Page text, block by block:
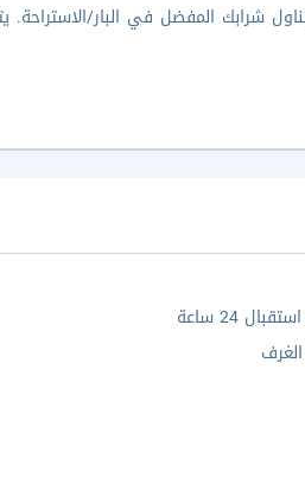
شرابك المفضل في البار/الاستراحة.
24 ساعة